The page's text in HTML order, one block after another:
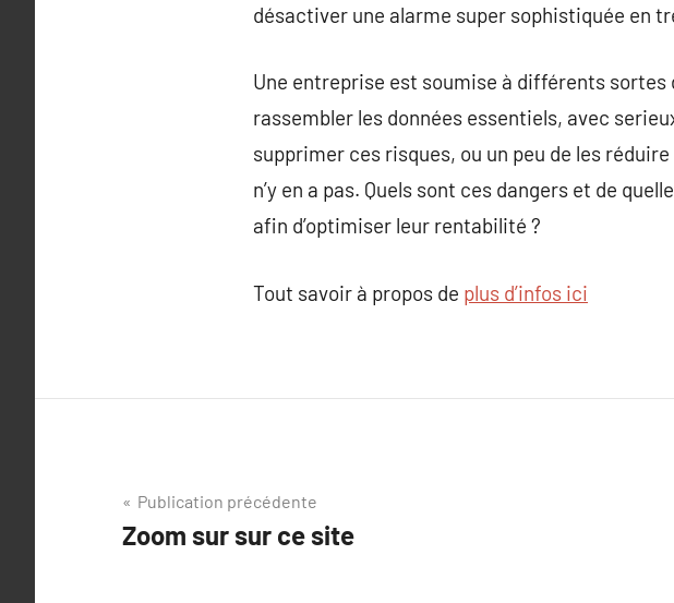
désactiver une alarme super sophistiquée en
Une entreprise est soumise à différents
rassembler les données essentiels, avec
supprimer ces risques, ou un peu de les
n’y en a pas. Quels sont ces dangers et de
afin d’optimiser leur rentabilité ?
Tout savoir à propos de plus d’infos ici
Navigation
de
Publication précédente
Zoom sur sur ce site